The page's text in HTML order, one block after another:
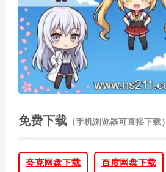
免费下载 （手机浏览器可直接下载）
夸克网盘下载 百度网盘下载